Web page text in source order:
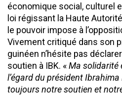
économique social, culturel
loi régissant la Haute
le pouvoir impose à
Vivement critiqué dans son
guinéen n’hésite pas
soutien à IBK. «Ma solidarité
l’égard du président
toujours notre soutien et